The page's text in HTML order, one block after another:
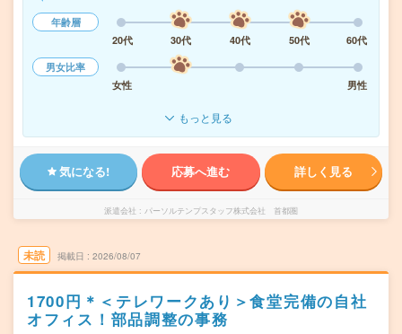
年齢層
20代
30代 40代 50代
60代
男女比率
女性
男性
もっと見る
気になる! 応募へ進む 詳しく見る
派遣会社 パーソルテンプスタッフ株式会社 首都圏
未読 掲載日 2026/08/07
1700円＊＜テレワークあり＞食堂完備の自社
オフィス！部品調整の事務